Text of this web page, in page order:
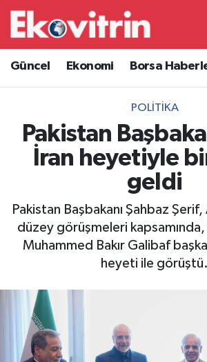
Güncel Ekonomi Borsa
POLITIKA
Pakistan
İran heyetiyle
geldi
Pakistan Başbakanı Şahbaz
düzey görüşmeleri kapsamında,
Muhammed Bakır Galibaf
heyeti ile görüştü.
Güncel
Ekonomi
Borsa Haberleri
İş Dünyası
Otovitrin
Magazin
Gayrimenkul
Hava Durumu
Trafik Durumu
Süper Lig Puan Durumu ve
Tüm Manşetler
Son Dakika Haberleri
Haber Arşivi